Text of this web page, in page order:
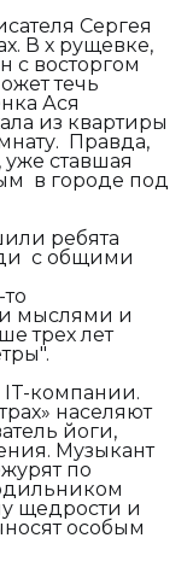
Сергея
В х рущевке,
с восторгом
течь
Ася
из квартиры
Правда,
уже ставшая
в городе под
ребята
с общими
мыслями и
трех лет
IT-компании.
населяют
йоги,
Музыкант
по
щедрости и
особым